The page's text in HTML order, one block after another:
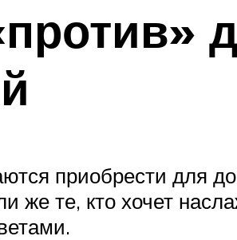
приобрести для
же те, кто хочет